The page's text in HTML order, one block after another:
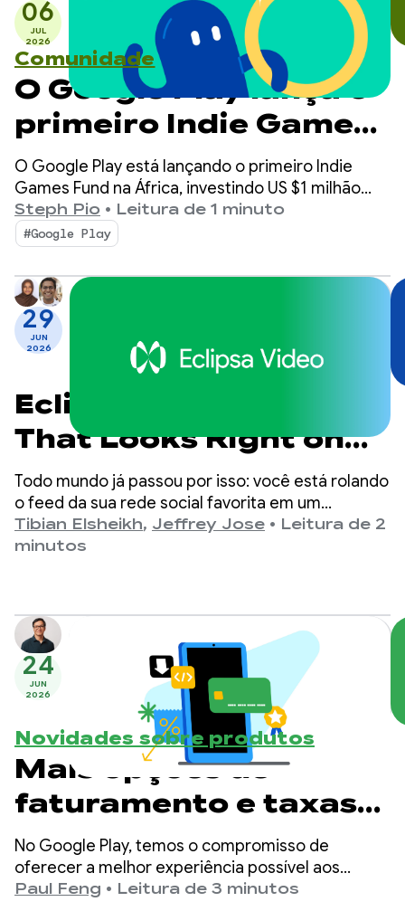
06
JUL
2026
Comunidade
O Google Play lança o
primeiro Indie Games
Fund na África
O Google Play está lançando o primeiro Indie
Games Fund na África, investindo US $1 milhão
para capacitar 10 estúdios de jogos
independentes na África Subsaariana.
Steph Pio • Leitura de 1 minuto
#Google Play
29
JUN
2026
Eclipsa Video: HDR
That Looks Right on
Every Screen
Todo mundo já passou por isso: você está rolando
o feed da sua rede social favorita em um
ambiente escuro e, de repente, um vídeo HDR
aparece. É tão brilhante que você precisa apertar
Tibian Elsheikh, Jeffrey Jose • Leitura de 2
minutos
24
JUN
2026
Novidades sobre produtos
Mais opções de
faturamento e taxas
reduzidas no Google
Play
No Google Play, temos o compromisso de
oferecer a melhor experiência possível aos
usuários, além de garantir que os
Paul Feng • Leitura de 3 minutos